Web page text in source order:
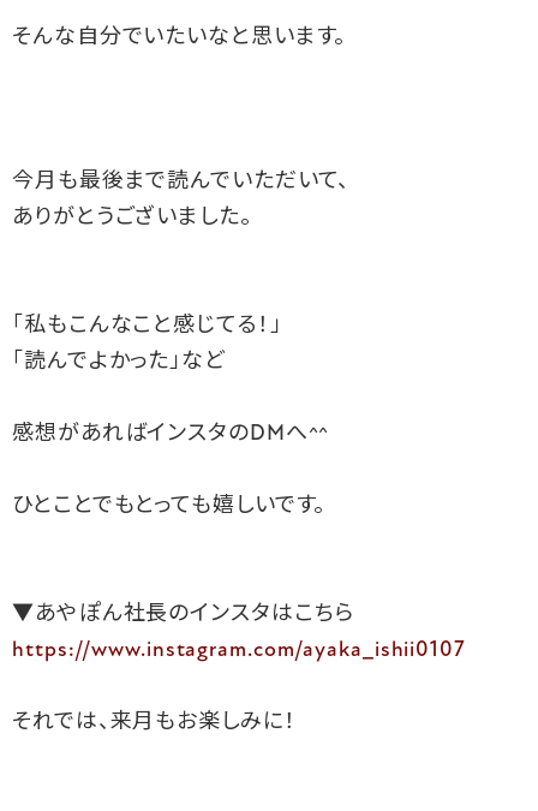
そんな自分でいたいなと思います。
今月も最後まで読んでいただいて、
ありがとうございました。
「私もこんなこと感じてる！」
「読んでよかった」など
感想があればインスタのDMへ^^
ひとことでもとっても嬉しいです。
▼あやぽん社長のインスタはこちら
https://www.instagram.com/ayaka_ishii0107
それでは、来月もお楽しみに！